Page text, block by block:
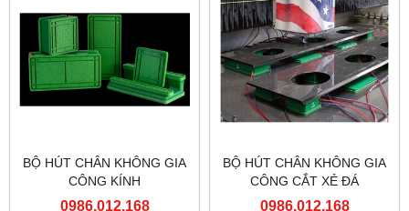
BỘ HÚT CHÂN KHÔNG GIA
CÔNG KÍNH
0986.012.168
BỘ HÚT CHÂN KHÔNG GIA
CÔNG CẮT XẺ ĐÁ
0986.012.168